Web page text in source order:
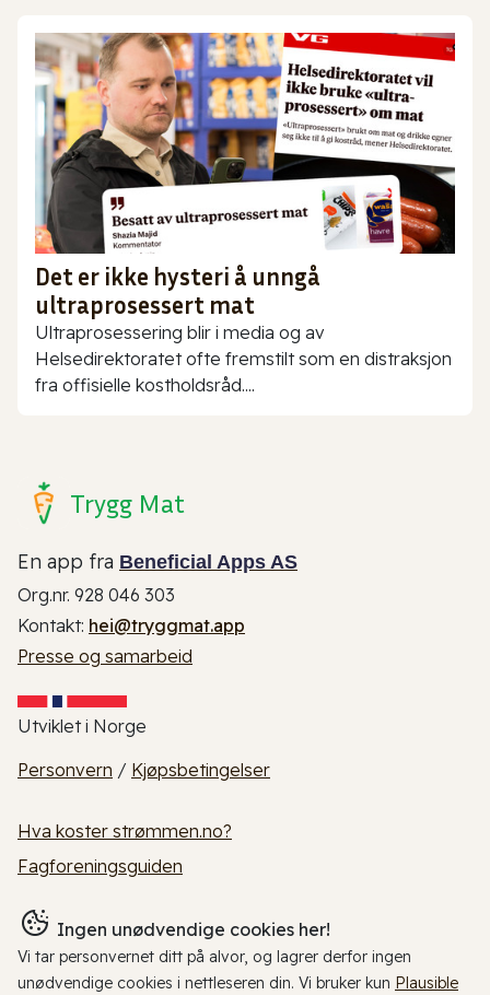
Det er ikke hysteri å unngå
ultraprosessert mat
Ultraprosessering blir i media og av
Helsedirektoratet ofte fremstilt som en distraksjon
fra offisielle kostholdsråd....
Trygg Mat
En app fra Beneficial Apps AS
Org.nr. 928 046 303
Kontakt: hei@tryggmat.app
Presse og samarbeid
Utviklet i Norge
Personvern / Kjøpsbetingelser
Hva koster strømmen.no?
Fagforeningsguiden
Ingen unødvendige cookies her!
Vi tar personvernet ditt på alvor, og lagrer derfor ingen
unødvendige cookies i nettleseren din. Vi bruker kun Plausible